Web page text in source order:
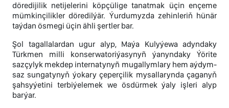
döredijilik netijelerini köpçülige tanatmak üçin ençeme
mümkinçilikler döredilýär. Ýurdumyzda zehinleriň hünär
taýdan ösmegi üçin ähli şertler bar.
Şol tagallalardan ugur alyp, Maýa Kulyýewa adyndaky
Türkmen milli konserwatoriýasynyñ ýanyndaky Ýörite
sazçylyk mekdep internatynyñ mugallymlary hem aýdym-
saz sungatynyň ýokary çeperçilik mysallarynda çaganyň
şahsyýetini terbiýelemek we ösdürmek ýaly işleri alyp
barýar.